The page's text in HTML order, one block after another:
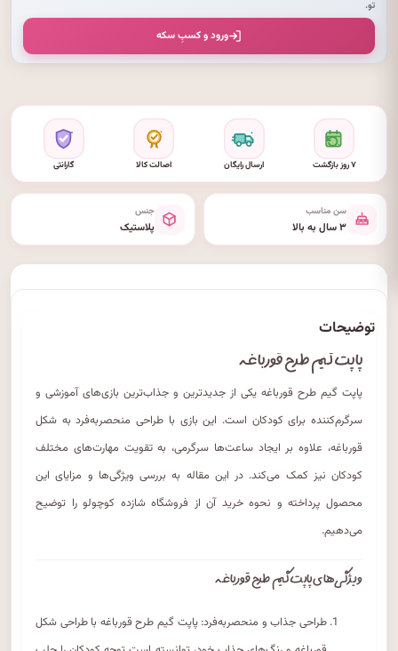
تو.
ورود و کسبِ سکه
۷ روز بازگشت ارسال رایگان اصالت کالا گارانتی
سن مناسب
۳ سال به بالا
جنس
پلاستیک
توضیحات
پاپت گیم طرح قورباغه
پاپت گیم طرح قورباغه یکی از جدیدترین و جذاب‌ترین بازی‌های آموزشی و
سرگرم‌کننده برای کودکان است. این بازی با طراحی منحصربه‌فرد به شکل
قورباغه، علاوه بر ایجاد ساعت‌ها سرگرمی، به تقویت مهارت‌های مختلف
کودکان نیز کمک می‌کند. در این مقاله به بررسی ویژگی‌ها و مزایای این
محصول پرداخته و نحوه خرید آن از فروشگاه شازده کوچولو را توضیح
می‌دهیم.
ویژگی‌های پاپت گیم طرح قورباغه
طراحی جذاب و منحصربه‌فرد: پاپت گیم طرح قورباغه با طراحی شکل